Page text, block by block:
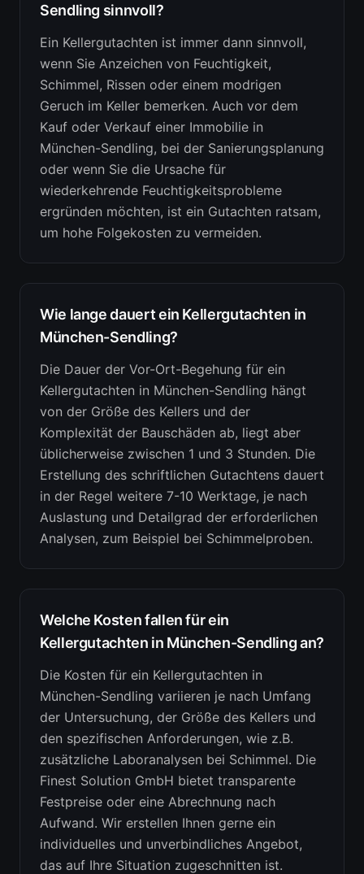
Sendling sinnvoll?
Ein Kellergutachten ist immer dann sinnvoll,
wenn Sie Anzeichen von Feuchtigkeit,
Schimmel, Rissen oder einem modrigen
Geruch im Keller bemerken. Auch vor dem
Kauf oder Verkauf einer Immobilie in
München-Sendling, bei der Sanierungsplanung
oder wenn Sie die Ursache für
wiederkehrende Feuchtigkeitsprobleme
ergründen möchten, ist ein Gutachten ratsam,
um hohe Folgekosten zu vermeiden.
Wie lange dauert ein Kellergutachten in
München-Sendling?
Die Dauer der Vor-Ort-Begehung für ein
Kellergutachten in München-Sendling hängt
von der Größe des Kellers und der
Komplexität der Bauschäden ab, liegt aber
üblicherweise zwischen 1 und 3 Stunden. Die
Erstellung des schriftlichen Gutachtens dauert
in der Regel weitere 7-10 Werktage, je nach
Auslastung und Detailgrad der erforderlichen
Analysen, zum Beispiel bei Schimmelproben.
Welche Kosten fallen für ein
Kellergutachten in München-Sendling an?
Die Kosten für ein Kellergutachten in
München-Sendling variieren je nach Umfang
der Untersuchung, der Größe des Kellers und
den spezifischen Anforderungen, wie z.B.
zusätzliche Laboranalysen bei Schimmel. Die
Finest Solution GmbH bietet transparente
Festpreise oder eine Abrechnung nach
Aufwand. Wir erstellen Ihnen gerne ein
individuelles und unverbindliches Angebot,
das auf Ihre Situation zugeschnitten ist.